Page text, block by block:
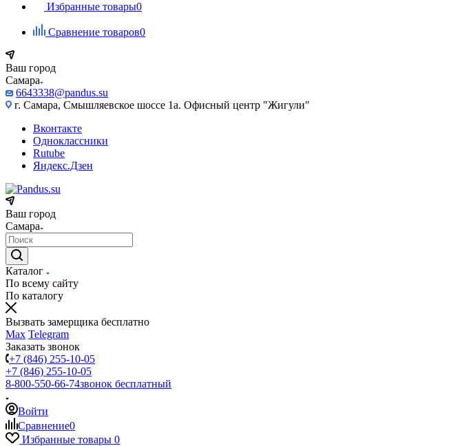
Избранные товары0
Сравнение товаров0
Ваш город
Самара
6643338@pandus.su
г. Самара, Смышляевское шоссе 1а. Офисный центр "Жигули"
Вконтакте
Одноклассники
Rutube
Яндекс.Дзен
Ваш город
Самара
Каталог
По всему сайту
По каталогу
Вызвать замерщика бесплатно
Max Telegram
Заказать звонок
+7 (846) 255-10-05
+7 (846) 255-10-05
8-800-550-66-74звонок бесплатный
Войти
Сравнение0
Избранные товары 0